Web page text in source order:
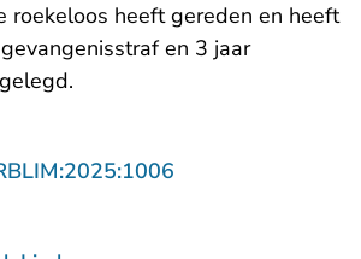
roekeloos heeft gereden en heeft
en 3 jaar